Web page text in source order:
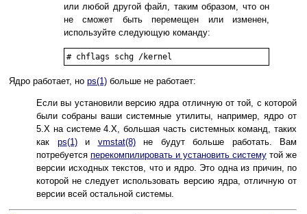
или любой другой файл, таким образом, что он
не сможет быть перемещен или изменен,
используйте следующую команду:
# chflags schg /kernel
Ядро работает, но ps(1) больше не работает:
Если вы установили версию ядра отличную от той, с которой
были собраны ваши системные утилиты, например, ядро от
5.X на системе 4.X, большая часть системных команд, таких
как ps(1)и vmstat(8)не будут больше работать. Вам
потребуется перекомпилировать и установить систему той же
версии исходных текстов, что и ядро. Это одна из причин, по
которой не следует использовать версию ядра, отличную от
версии всей остальной системы.